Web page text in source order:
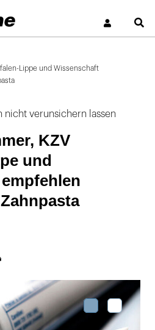
Lippe und Wissenschaft
nicht verunsichern lassen
KZV
und